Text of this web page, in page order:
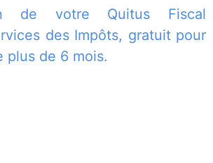
de votre Quitus Fiscal
des Impôts, gratuit pour
plus de 6 mois.